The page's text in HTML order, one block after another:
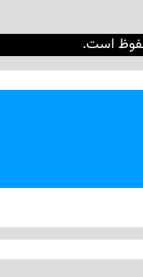
است.